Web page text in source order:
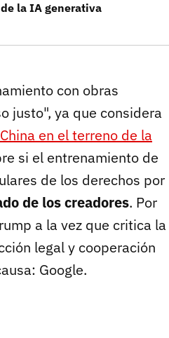
la IA generativa
con obras
justo", ya que considera
en el terreno de la
si el entrenamiento de
de los derechos por
de los creadores. Por
a la vez que critica la
legal y cooperación
Google.